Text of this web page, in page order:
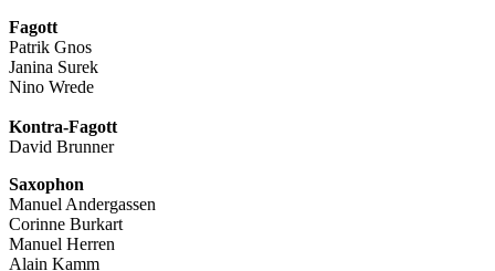
Fagott
Patrik Gnos
Janina Surek
Nino Wrede
Kontra-Fagott
David Brunner
Saxophon
Manuel Andergassen
Corinne Burkart
Manuel Herren
Alain Kamm